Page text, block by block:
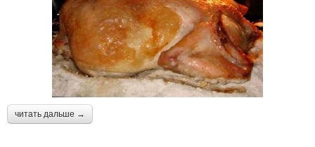
читать дальше →